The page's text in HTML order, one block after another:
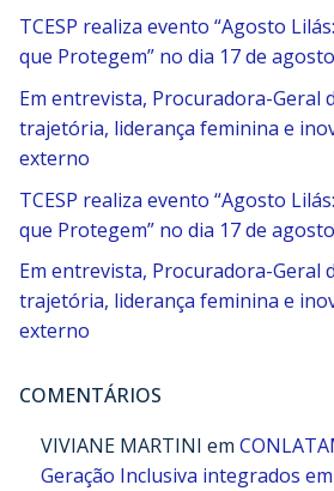
TCESP realiza evento “Agosto
que Protegem” no dia 17 de agosto
Em entrevista, Procuradora-Geral
trajetória, liderança feminina e
externo
TCESP realiza evento “Agosto
que Protegem” no dia 17 de agosto
Em entrevista, Procuradora-Geral
trajetória, liderança feminina e
externo
COMENTÁRIOS
VIVIANE MARTINI em
Geração Inclusiva integrados